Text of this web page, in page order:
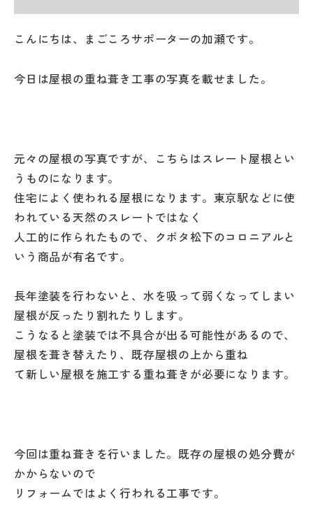
こんにちは、まごころサポーターの加瀬です。
今日は屋根の重ね葺き工事の写真を載せました。
元々の屋根の写真ですが、こちらはスレート屋根とい
うものになります。
住宅によく使われる屋根になります。東京駅などに使
われている天然のスレートではなく
人工的に作られたもので、クボタ松下のコロニアルと
いう商品が有名です。
長年塗装を行わないと、水を吸って弱くなってしまい
屋根が反ったり割れたりします。
こうなると塗装では不具合が出る可能性があるので、
屋根を葺き替えたり、既存屋根の上から重ね
て新しい屋根を施工する重ね葺きが必要になります。
今回は重ね葺きを行いました。既存の屋根の処分費が
かからないので
リフォームではよく行われる工事です。